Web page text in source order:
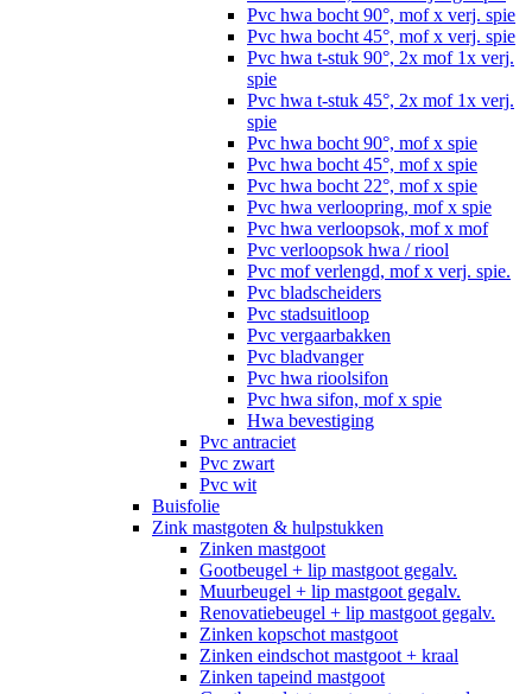
Pvc hwa bocht 90°, mof x verj. spie
Pvc hwa bocht 45°, mof x verj. spie
Pvc hwa t-stuk 90°, 2x mof 1x verj.
spie
Pvc hwa t-stuk 45°, 2x mof 1x verj.
spie
Pvc hwa bocht 90°, mof x spie
Pvc hwa bocht 45°, mof x spie
Pvc hwa bocht 22°, mof x spie
Pvc hwa verloopring, mof x spie
Pvc hwa verloopsok, mof x mof
Pvc verloopsok hwa / riool
Pvc mof verlengd, mof x verj. spie.
Pvc bladscheiders
Pvc stadsuitloop
Pvc vergaarbakken
Pvc bladvanger
Pvc hwa rioolsifon
Pvc hwa sifon, mof x spie
Hwa bevestiging
Pvc antraciet
Pvc zwart
Pvc wit
Buisfolie
Zink mastgoten & hulpstukken
Zinken mastgoot
Gootbeugel + lip mastgoot gegalv.
Muurbeugel + lip mastgoot gegalv.
Renovatiebeugel + lip mastgoot gegalv.
Zinken kopschot mastgoot
Zinken eindschot mastgoot + kraal
Zinken tapeind mastgoot